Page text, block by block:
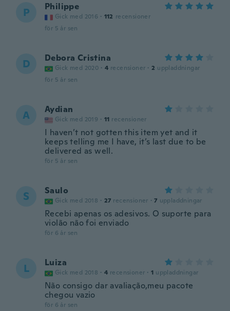
P Philippe
Gick med 2016 · 112 recensioner
för 5 år sen
D Debora Cristina
Gick med 2020 · 4 recensioner · 2 uppladdningar
för 5 år sen
A Aydian
Gick med 2019 · 11 recensioner
I haven’t not gotten this item yet and it
keeps telling me I have, it’s last due to be
delivered as well.
för 5 år sen
S Saulo
Gick med 2018 · 27 recensioner · 7 uppladdningar
Recebi apenas os adesivos. O suporte para
violão não foi enviado
för 6 år sen
L Luiza
Gick med 2018 · 4 recensioner · 1 uppladdningar
Não consigo dar avaliação,meu pacote
chegou vazio
för 6 år sen